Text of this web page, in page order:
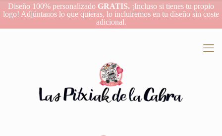
Diseño 100% personalizado GRATIS. ¡Incluso si tienes tu propio
logo! Adjúntanos lo que quieras, lo incluiremos en tu diseño sin coste
adicional.